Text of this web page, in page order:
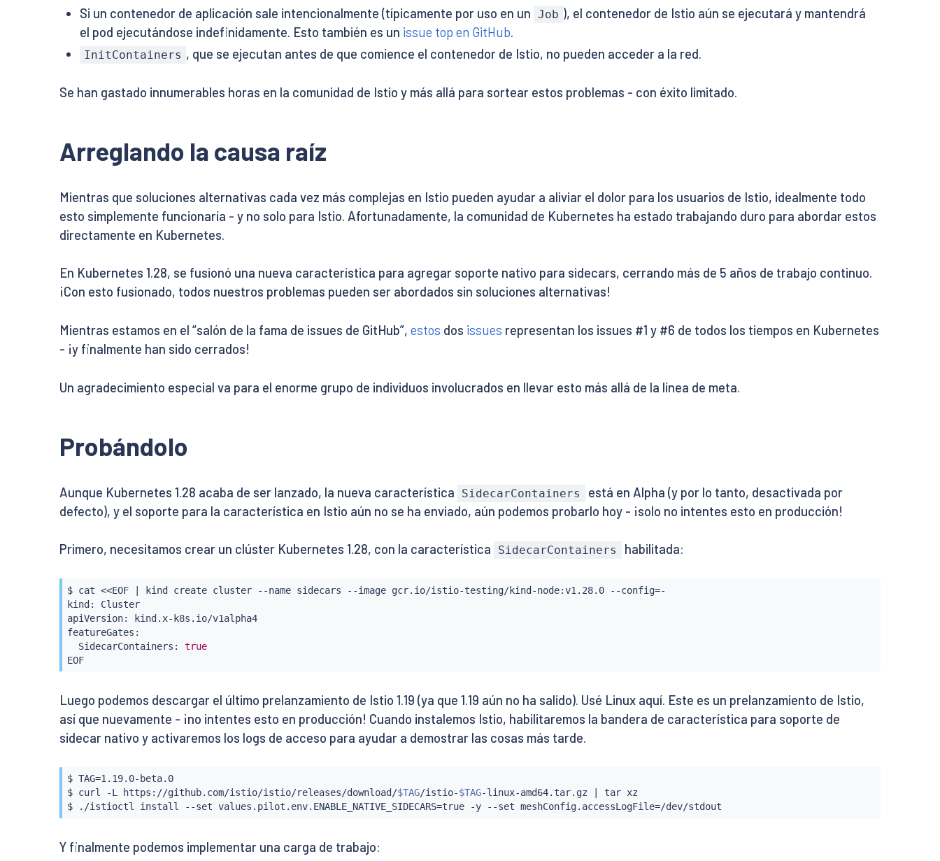
Si un contenedor de aplicación sale intencionalmente (típicamente por uso en un Job ), el contenedor de Istio aún se ejecutará y mantendrá
el pod ejecutándose indefinidamente. Esto también es un issue top en GitHub.
InitContainers , que se ejecutan antes de que comience el contenedor de Istio, no pueden acceder a la red.
Se han gastado innumerables horas en la comunidad de Istio y más allá para sortear estos problemas - con éxito limitado.
Arreglando la causa raíz
Mientras que soluciones alternativas cada vez más complejas en Istio pueden ayudar a aliviar el dolor para los usuarios de Istio, idealmente todo
esto simplemente funcionaría - y no solo para Istio. Afortunadamente, la comunidad de Kubernetes ha estado trabajando duro para abordar estos
directamente en Kubernetes.
En Kubernetes 1.28, se fusionó una nueva característica para agregar soporte nativo para sidecars, cerrando más de 5 años de trabajo continuo.
¡Con esto fusionado, todos nuestros problemas pueden ser abordados sin soluciones alternativas!
Mientras estamos en el “salón de la fama de issues de GitHub”, estos dos issues representan los issues #1 y #6 de todos los tiempos en Kubernetes
- ¡y finalmente han sido cerrados!
Un agradecimiento especial va para el enorme grupo de individuos involucrados en llevar esto más allá de la línea de meta.
Probándolo
Aunque Kubernetes 1.28 acaba de ser lanzado, la nueva característica SidecarContainers
está en Alpha (y por lo tanto, desactivada por
defecto), y el soporte para la característica en Istio aún no se ha enviado, aún podemos probarlo hoy - ¡solo no intentes esto en producción!
Primero, necesitamos crear un clúster Kubernetes 1.28, con la característica SidecarContainers habilitada:
$ cat <<EOF kind create cluster --name sidecars --image gcr.io/istio-testing/kind-node:v1.28.0 --config=-
kind: Cluster
apiVersion: kind.x-k8s.io/v1alpha4
featureGates:
  SidecarContainers:
true
EOF
Luego podemos descargar el último prelanzamiento de Istio 1.19 (ya que 1.19 aún no ha salido). Usé Linux aquí. Este es un prelanzamiento de Istio,
así que nuevamente - ¡no intentes esto en producción! Cuando instalemos Istio, habilitaremos la bandera de característica para soporte de
sidecar nativo y activaremos los logs de acceso para ayudar a demostrar las cosas más tarde.
$ TAG=1.19.0-beta.0
$ curl -L https://github.com/istio/istio/releases/download/$TAG/istio-$TAG-linux-amd64.tar.gz tar xz
$ ./istioctl install --set values.pilot.env.ENABLE_NATIVE_SIDECARS=true -y --set meshConfig.accessLogFile=/dev/stdout
Y finalmente podemos implementar una carga de trabajo: